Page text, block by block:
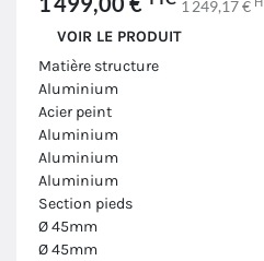
1 249,17 €
VOIR LE PRODUIT
Matière structure
Aluminium
Acier peint
Aluminium
Aluminium
Aluminium
Section pieds
Ø 45mm
Ø 45mm